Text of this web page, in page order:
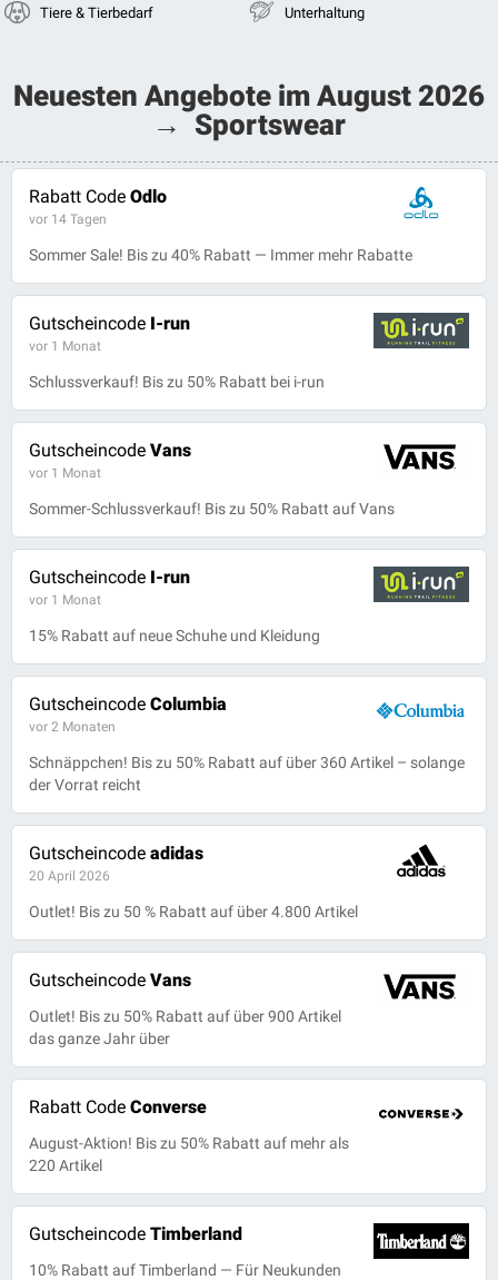
Tiere & Tierbedarf Unterhaltung
Neuesten Angebote im August 2026
→ Sportswear
Rabatt Code Odlo
vor 14 Tagen
Sommer Sale! Bis zu 40% Rabatt — Immer mehr Rabatte
Gutscheincode I-run
vor 1 Monat
Schlussverkauf! Bis zu 50% Rabatt bei i-run
Gutscheincode Vans
vor 1 Monat
Sommer-Schlussverkauf! Bis zu 50% Rabatt auf Vans
Gutscheincode I-run
vor 1 Monat
15% Rabatt auf neue Schuhe und Kleidung
Gutscheincode Columbia
vor 2 Monaten
Schnäppchen! Bis zu 50% Rabatt auf über 360 Artikel – solange
der Vorrat reicht
Gutscheincode adidas
20 April 2026
Outlet! Bis zu 50 % Rabatt auf über 4.800 Artikel
Gutscheincode Vans
Outlet! Bis zu 50% Rabatt auf über 900 Artikel
das ganze Jahr über
Rabatt Code Converse
August-Aktion! Bis zu 50% Rabatt auf mehr als
220 Artikel
Gutscheincode Timberland
10% Rabatt auf Timberland — Für Neukunden